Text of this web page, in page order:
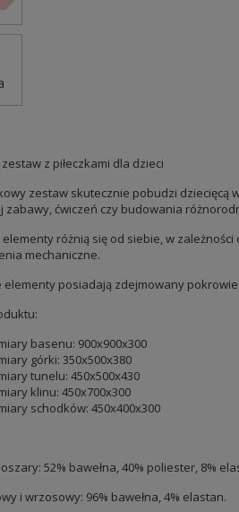
z piłeczkami dla dzieci
zestaw skutecznie pobudzi dziecięcą
zabawy, ćwiczeń czy budowania
różnią się od siebie, w
mechaniczne.
elementy posiadają zdejmowany
basenu: 900x900x300
górki: 350x500x380
tunelu: 450x500x430
klinu: 450x700x300
schodków: 450x400x300
52% bawełna, 40% poliester, 8%
i wrzosowy: 96% bawełna, 4% elastan.